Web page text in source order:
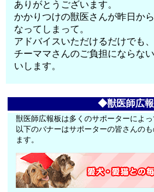
ありがとうございます。
かかりつけの獣医さんが昨日か
なってしまって。
アドバイスいただけるだけでも
チーママさんのご負担にならな
いします。
◆獣医師広
獣医師広報板は多くのサポーターによっ
以下のバナーはサポーターの皆さんの
ます。